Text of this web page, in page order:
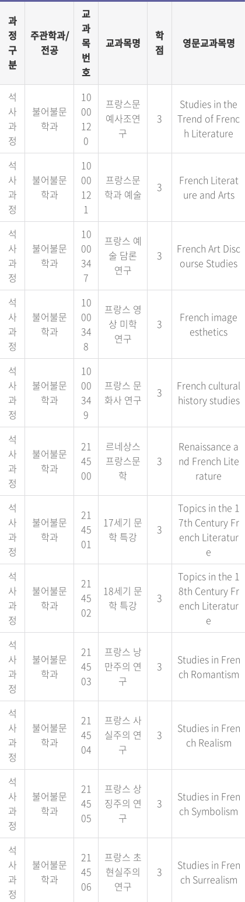
과
정
구
분
주관학과/
전공
교
과
목
번
호
교과목명
학
점
영문교과목명
석
사
과
정
불어불문
학과
10
00
12
0
프랑스문
예사조연
구
3
Studies in the
Trend of Frenc
h Literature
석
사
과
정
불어불문
학과
10
00
12
1
프랑스문
학과 예술
3
French Literat
ure and Arts
석
사
과
정
불어불문
학과
10
00
34
7
프랑스 예
술 담론
연구
3
French Art Disc
ourse Studies
석
사
과
정
불어불문
학과
10
00
34
8
프랑스 영
상 미학
연구
3
French image
esthetics
석
사
과
정
불어불문
학과
10
00
34
9
프랑스 문
화사 연구
3
French cultural
history studies
석
사
과
정
불어불문
학과
21
45
00
르네상스
프랑스문
학
3
Renaissance a
nd French Lite
rature
석
사
과
정
불어불문
학과
21
45
01
17세기 문
학 특강
3
Topics in the 1
7th Century Fr
ench Literatur
e
석
사
과
정
불어불문
학과
21
45
02
18세기 문
학 특강
3
Topics in the 1
8th Century Fr
ench Literatur
e
석
사
과
정
불어불문
학과
21
45
03
프랑스 낭
만주의 연
구
3
Studies in Fren
ch Romantism
석
사
과
정
불어불문
학과
21
45
04
프랑스 사
실주의 연
구
3
Studies in Fren
ch Realism
석
사
과
정
불어불문
학과
21
45
05
프랑스 상
징주의 연
구
3
Studies in Fren
ch Symbolism
석
사
과
정
불어불문
학과
21
45
06
프랑스 초
현실주의
연구
3
Studies in Fren
ch Surrealism